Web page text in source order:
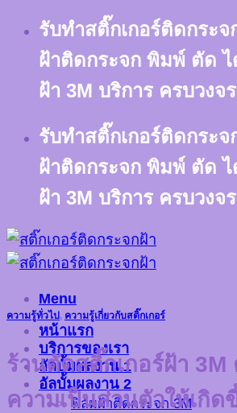
content
รับทำสติ๊กเกอร์ติดกระจ
ฝ้าติดกระจก พิมพ์ ตัด
ฝ้า 3M บริการ ครบวงจร
รับทำสติ๊กเกอร์ติดกระจ
ฝ้าติดกระจก พิมพ์ ตัด
ฝ้า 3M บริการ ครบวงจร
Menu
หน้าแรก
บริการของเรา
อัลบั้มผลงาน 1
อัลบั้มผลงาน 2
ฟิล์มฝ้าติดกระจก 3M
ความรู้ทั่วไป, ความรู้เกี่ยวกับสติ๊กเกอร์
ร้านตัดสติ๊กเกอร์ฝ้า 3M
ความเป็นส่วนตัวให้เกิ